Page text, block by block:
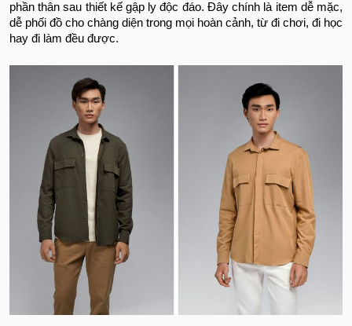
phần thân sau thiết kế gập ly độc đáo. Đây chính là item dễ mặc,
dễ phối đồ cho chàng diện trong mọi hoàn cảnh, từ đi chơi, đi học
hay đi làm đều được.